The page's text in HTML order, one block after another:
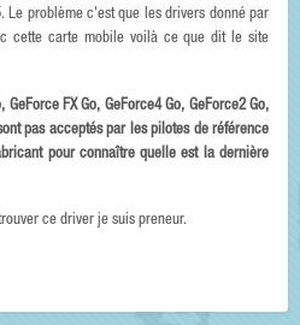
Le problème c'est que les drivers donné par
cette carte mobile voilà ce que dit le site
FX Go, GeForce4 Go, GeForce2 Go,
pas acceptés par les pilotes de référence
pour connaître quelle est la dernière
ce driver je suis preneur.